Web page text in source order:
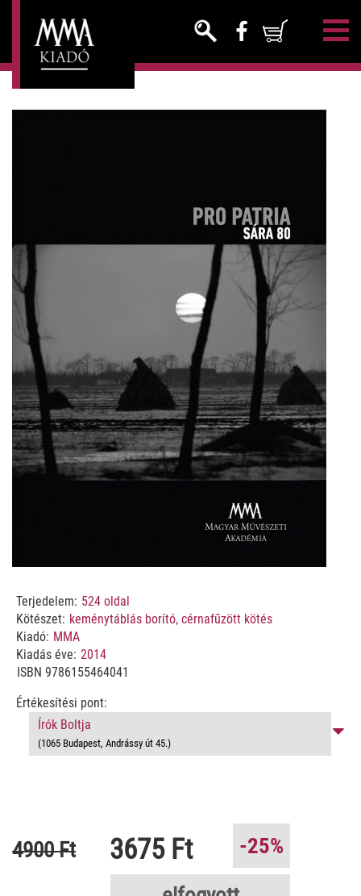
Terjedelem: 524oldal
Kötészet: keménytáblás borító, cérnafűzött kötés
Kiadó: MMA
Kiadás éve: 2014
ISBN 9786155464041
Értékesítési pont:
Írók Boltja
(1065 Budapest, Andrássy út 45.)
4900 Ft 3675 Ft
-25%